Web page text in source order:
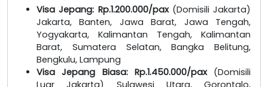
Visa Jepang: Rp.1.200.000/pax(Domisili Jakarta)
Jakarta, Banten, Jawa Barat, Jawa Tengah,
Yogyakarta, Kalimantan Tengah, Kalimantan
Barat, Sumatera Selatan, Bangka Belitung,
Bengkulu, Lampung
Visa Jepang Biasa: Rp.1.450.000/pax(Domisili
Luar Jakarta) Sulawesi Utara, Gorontalo,